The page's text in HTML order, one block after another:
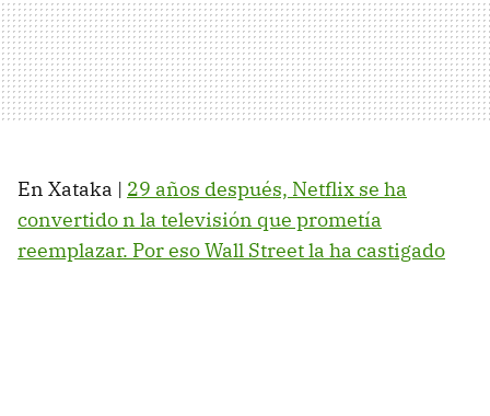
En Xataka | 29 años después, Netflix se ha
convertido n la televisión que prometía
reemplazar. Por eso Wall Street la ha castigado